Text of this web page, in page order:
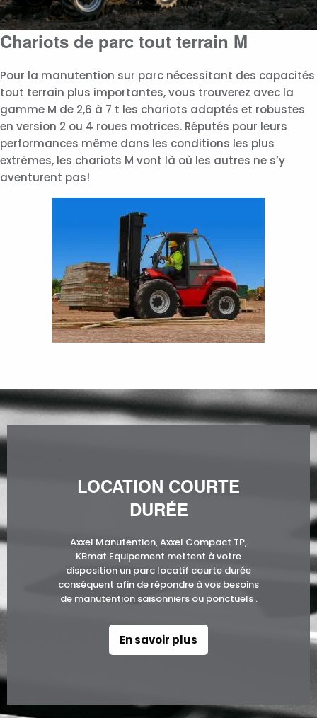
Chariots de parc tout terrain M
Pour la manutention sur parc nécessitant des capacités
tout terrain plus importantes, vous trouverez avec la
gamme M de 2,6 à 7 t les chariots adaptés et robustes
en version 2 ou 4 roues motrices. Réputés pour leurs
performances même dans les conditions les plus
extrêmes, les chariots M vont là où les autres ne s’y
aventurent pas!
LOCATION COURTE
DURÉE
Axxel Manutention, Axxel Compact TP,
KBmat Equipement mettent à votre
disposition un parc locatif courte durée
conséquent afin de répondre à vos besoins
de manutention saisonniers ou ponctuels .
En savoir plus